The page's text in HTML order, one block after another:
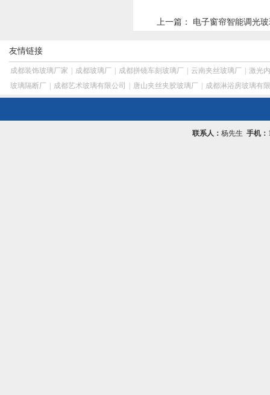
上一篇： 电子窗帘智能调光
友情链接
成都装饰玻璃厂家 成都玻璃厂 成都拼镜车刻玻璃厂 云南夹丝玻璃厂
激光
玻璃隔断厂
成都艺术玻璃有限公司 唐山夹丝夹胶玻璃厂 成都淋浴房玻璃有
联系人： 杨先生 手机：